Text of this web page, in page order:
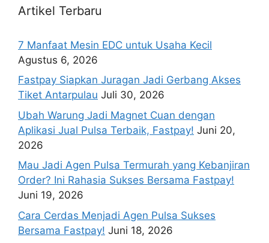
Artikel Terbaru
7 Manfaat Mesin EDC untuk Usaha Kecil
Agustus 6, 2026
Fastpay Siapkan Juragan Jadi Gerbang Akses
Tiket Antarpulau Juli 30, 2026
Ubah Warung Jadi Magnet Cuan dengan
Aplikasi Jual Pulsa Terbaik, Fastpay! Juni 20,
2026
Mau Jadi Agen Pulsa Termurah yang Kebanjiran
Order? Ini Rahasia Sukses Bersama Fastpay!
Juni 19, 2026
Cara Cerdas Menjadi Agen Pulsa Sukses
Bersama Fastpay! Juni 18, 2026